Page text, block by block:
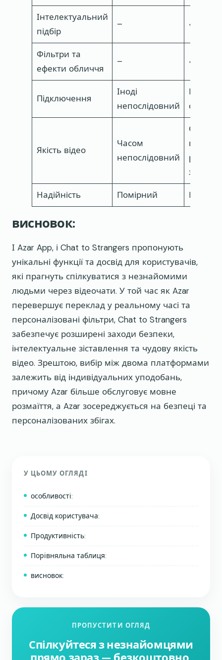
Інтелектуальний
підбір
–
Фільтри та
ефекти обличчя
–
Підключення
Іноді
непослідовний
Якість відео
Часом
непослідовний
висока
Надійність Помірний
висновок:
І Azar App, і Chat to Strangers пропонують
унікальні функції та досвід для користувачів,
які прагнуть спілкуватися з незнайомими
людьми через відеочати. У той час як Azar
перевершує переклад у реальному часі та
персоналізовані фільтри, Chat to Strangers
забезпечує розширені заходи безпеки,
інтелектуальне зіставлення та чудову якість
відео. Зрештою, вибір між двома платформами
залежить від індивідуальних уподобань,
причому Azar більше обслуговує мовне
розмаїття, а Azar зосереджується на безпеці та
персоналізованих збігах.
У ЦЬОМУ ОГЛЯДІ
особливості:
Досвід користувача:
Продуктивність:
Порівняльна таблиця:
висновок:
ПРОПУСТИТИ ОГЛЯД
Спілкуйтеся з незнайомцями